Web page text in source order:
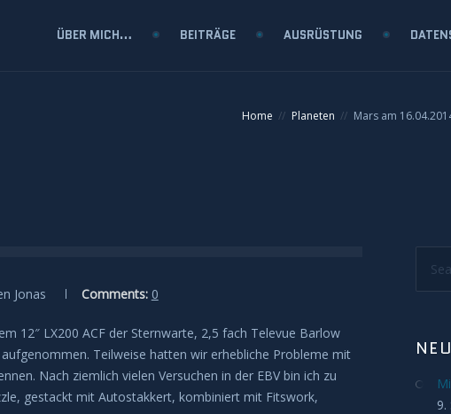
ÜBER MICH… BEITRÄGE AUSRÜSTUNG
Home Planeten Mars am
Jonas Comments: 0
12″ LX200 ACF der Sternwarte, 2,5 fach Televue Barlow
Teilweise hatten wir erhebliche Probleme mit
Nach ziemlich vielen Versuchen in der EBV bin ich zu
gestackt mit Autostakkert, kombiniert mit Fitswork,
9.